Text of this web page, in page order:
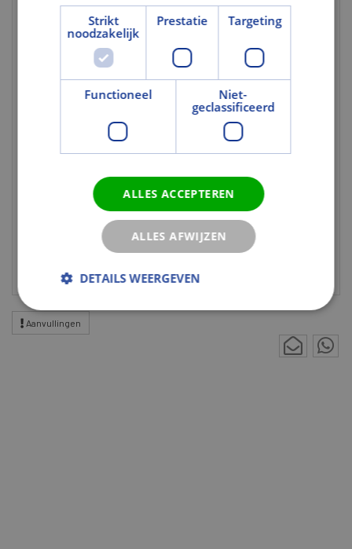
Kleurgroep
Zwart
Kleurgroepcode
BLA00
Afwerking
Geen
U heeft niet de juiste rechten voor
Uitvoering
Zijkanten, kop en onder
Pan met zachte golving
Aanvullingen
Strikt
noodzakelijk
Prestatie Targeting
Functioneel
Niet-
geclassificeerd
ALLES ACCEPTEREN
ALLES AFWIJZEN
DETAILS WEERGEVEN